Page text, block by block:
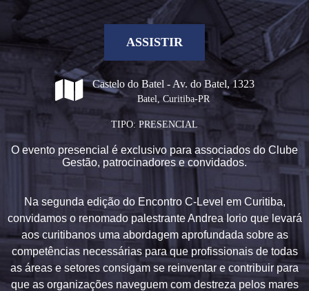
ASSISTIR
Castelo do Batel - Av. do Batel, 1323
Batel, Curitiba-PR
TIPO: PRESENCIAL
O evento presencial é exclusivo para associados do Clube
Gestão, patrocinadores e convidados.
Na segunda edição do Encontro C-Level em Curitiba,
convidamos o renomado palestrante Andrea Iorio que levará
aos curitibanos uma abordagem aprofundada sobre as
competências necessárias para que profissionais de todas
as áreas e setores consigam se reinventar e contribuir para
que as organizações naveguem com destreza pelos mares